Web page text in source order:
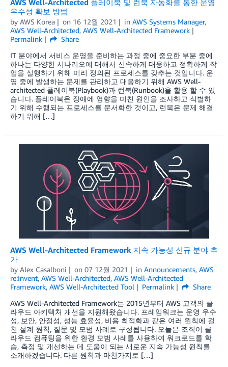
AWS Well-Architected 플레이북 및 런북 자동화를 통한 운영
우수성 확보 방법
by AWS Korea on 16 12월 2021 in AWS Systems Manager,
AWS Well-Architected, AWS Well-Architected Framework
Permalink
Share
IT 분야에서 서비스 운영을 준비하는 과정 중에 중요한 부분 중에
하나는 다양한 시나리오에 대해서 신속하게 대응하고 정확하게 작
업을 실행하기 위해 미리 정의된 프로세스를 갖추는 것입니다. 운
영 중에 발생하는 문제를 관리하고 대응하기 위해 AWS Well-
architected 플레이북(Playbook)과 런북(Runbook)을 활용 할 수 있
습니다. 플레이북은 장애에 영향을 미친 원인을 조사하고 식별하
기 위해 수행되는 프로세스를 문서화한 것이고, 런북은 문제 해결
하기 위해 […]
AWS Well-Architected Framework 지속 가능성 신규 분야 추
가
by Alex Casalboni on 07 12월 2021 in Announcements, AWS
re:Invent, AWS Well-Architected, AWS Well-Architected
Framework, AWS Well-Architected Tool Permalink
Share
AWS Well-Architected Framework는 2015년부터 AWS 고객의 클
라우드 아키텍처 개선을 지원해왔습니다. 프레임워크는 운영 우수
성, 보안, 안정성, 성능 효율성, 비용 최적화과 같은 여러 원칙에 걸
친 설계 원칙, 질문 및 모범 사례로 구성됩니다. 오늘은 조직이 클
라우드 컴퓨팅을 위한 환경 모범 사례를 사용하여 워크로드를 학
습, 측정 및 개선하는 데 도움이 되는 새로운 지속 가능성 원칙를
소개하겠습니다. 다른 원칙과 마찬가지로 […]